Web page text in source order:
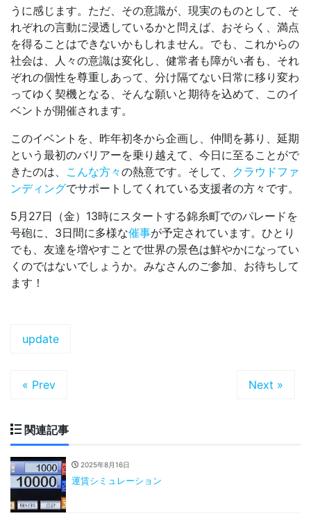
うに感じます。ただ、その意識が、現実のものとして、そ
れぞれの言動に浸透しているかと問えば、おそらく、満点
を得ることはできないかもしれません。でも、これからの
社会は、人々の意識は変化し、健常者も障がい者も、それ
ぞれの個性を尊重しあって、分け隔てない日常に移り変わ
ってゆく契機となる、そんな願いと期待を込めて、このイ
ベントが開催されます。
このイベントを、昨年初冬から企画し、仲間を募り、延期
という最初のバリアーを乗り越えて、今日に至ることがで
きたのは、 こんな方々の熱意です。そして、 クラウドファ
ンディングでサポートしてくれている支援者の方々です。
5月27日（金）13時にスタートする錦糸町でのパレードを
号砲に、3日間に多様な催事が予定されています。ひとり
でも、友達を増やすことで世界の景色は鮮やかになってい
くのではないでしょうか。みなさんのご参加、お待ちして
ます！
update
« Prev Next »
関連記事
2025年8月16日
運賃シミュレーション